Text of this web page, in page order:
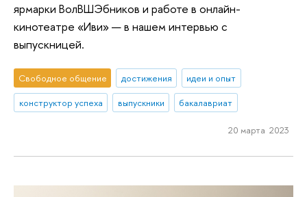
ярмарки ВолВШЭбников и работе в онлайн-
кинотеатре «Иви» — в нашем интервью с
выпускницей.
Свободное общение достижения
идеи и опыт
конструктор успеха
выпускники бакалавриат
20 марта 2023